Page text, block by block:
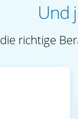
Und
richtige